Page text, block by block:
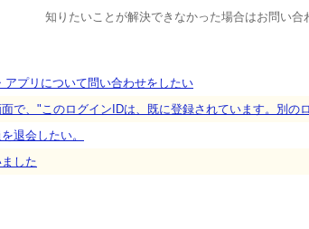
知りたいことが解決できなかった場合はお問い
アプリについて問い合わせをしたい
で、"このログインIDは、既に登録されています。別
退会したい。
した